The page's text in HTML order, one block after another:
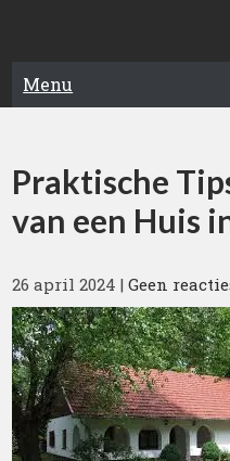
Menu
Praktische
van een Huis
26 april 2024 |Geen